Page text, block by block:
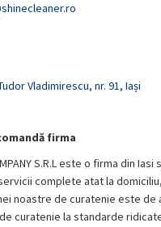
Vladimirescu, nr. 91, Iași
firma
S.R.L este o firma din
complete atat la
noastre de curatenie este de
curatenie la standarde